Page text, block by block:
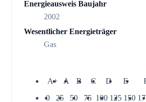
Energieausweis Baujahr
2002
Wesentlicher Energieträger
Gas
A+ A B C D E
0
25 50 75 100 125 150